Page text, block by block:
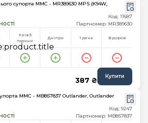
супорта MMC - MR389630 MPS (K94W,
Код: 11687
Партномер: MR389630
Київ 3
години
Дніпро 1 день В дорозі
387 ₴ Купити
MMC - MB857837 Outlander, Outlander
Код: 9247
Партномер: MB857837